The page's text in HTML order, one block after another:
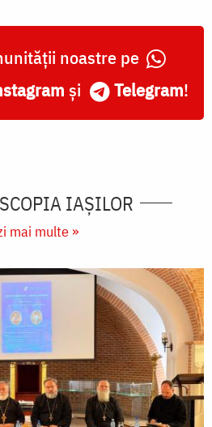
noastre pe
și Telegram!
IAŞILOR
mai multe »